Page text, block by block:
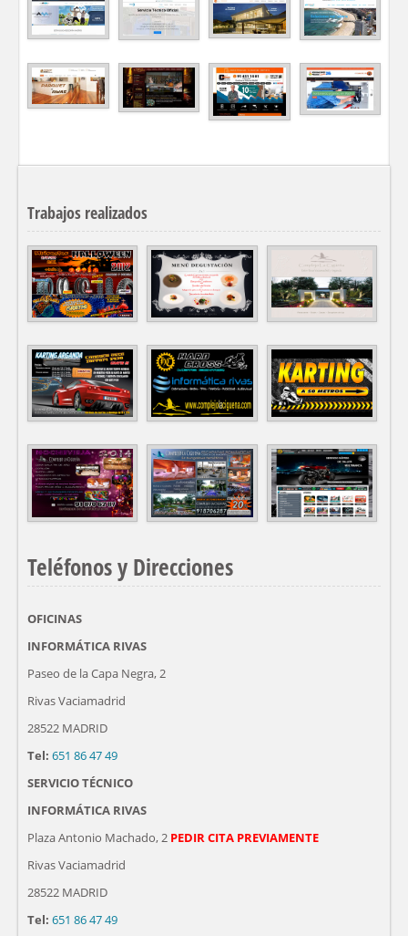
Trabajos realizados
Teléfonos y Direcciones
OFICINAS
INFORMÁTICA RIVAS
Paseo de la Capa Negra, 2
Rivas Vaciamadrid
28522 MADRID
Tel: 651 86 47 49
SERVICIO TÉCNICO
INFORMÁTICA RIVAS
Plaza Antonio Machado, 2 PEDIR CITA PREVIAMENTE
Rivas Vaciamadrid
28522 MADRID
Tel: 651 86 47 49